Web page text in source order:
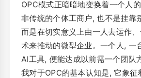
OPC模式正暗暗地变换着一个人
非传统的个体工商户, 也不是挂靠
而是在切实意义上由一人去运作
术来推动的微型企业。一个人, 一
AI工具, 便能达成以前需一个团队
我对于OPC的基本认知是, 它象征